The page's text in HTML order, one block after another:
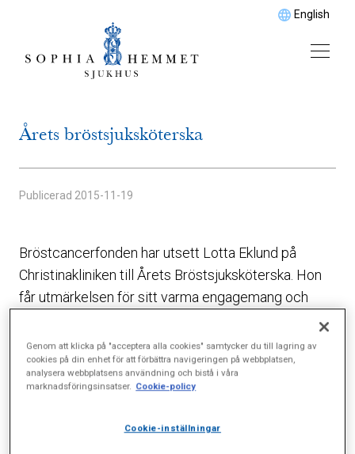
English
Årets bröstsjuksköterska
Publicerad 2015-11-19
Bröstcancerfonden har utsett Lotta Eklund på
Christinakliniken till Årets Bröstsjuksköterska. Hon
får utmärkelsen för sitt varma engagemang och
Motiveringen lyder: ”Lotta är trygg, stabil och
empatisk och ser till patientens individuella behov.
Genom att klicka på "acceptera alla cookies" samtycker du till lagring av
cookies på din enhet för att förbättra navigeringen på webbplatsen,
analysera webbplatsens användning och bistå i våra
marknadsföringsinsatser. Cookie-policy
Cookie-inställningar